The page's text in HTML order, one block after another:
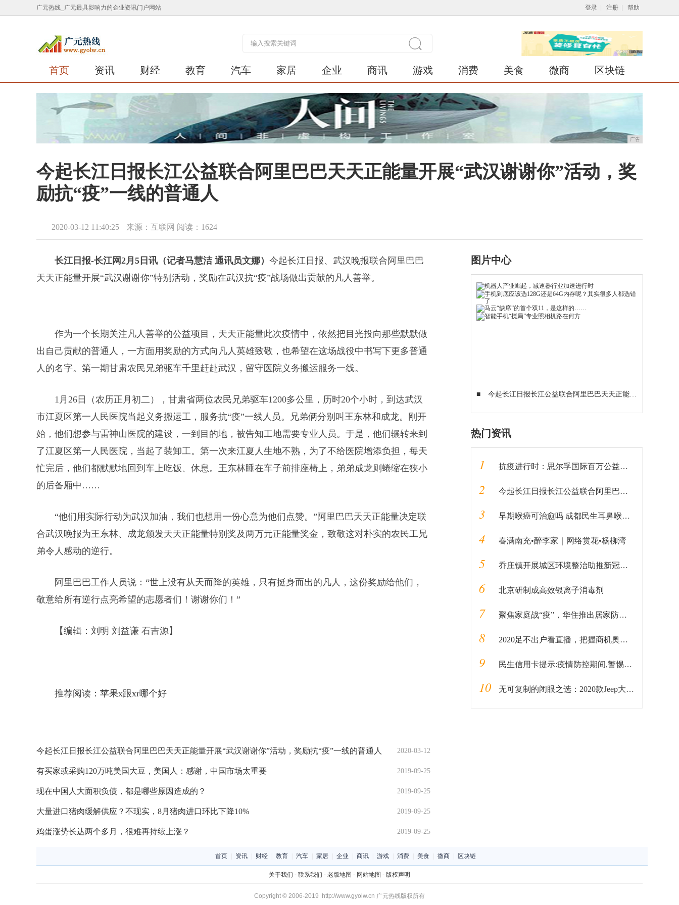
广元热线_广元最具影响力的企业资讯门户网站 登录 注册 帮助
首页 资讯 财经 教育 汽车 家居 企业 商讯 游戏 消费 美食 微商 区块链
广告
今起长江日报长江公益联合阿里巴巴天天正能量开展“武汉谢谢你”活动，奖
励抗“疫”一线的普通人
2020-03-12 11:40:25 来源：互联网 阅读：1624
长江日报-长江网2月5日讯（记者马慧洁 通讯员文娜） 今起长江日报、武汉晚报联合阿里巴巴
天天正能量开展“武汉谢谢你”特别活动，奖励在武汉抗“疫”战场做出贡献的凡人善举。
作为一个长期关注凡人善举的公益项目，天天正能量此次疫情中，依然把目光投向那些默默做
出自己贡献的普通人，一方面用奖励的方式向凡人英雄致敬，也希望在这场战役中书写下更多普通
人的名字。第一期甘肃农民兄弟驱车千里赶赴武汉，留守医院义务搬运服务一线。
1月26日（农历正月初二），甘肃省两位农民兄弟驱车1200多公里，历时20个小时，到达武汉
市江夏区第一人民医院当起义务搬运工，服务抗“疫”一线人员。兄弟俩分别叫王东林和成龙。刚开
始，他们想参与雷神山医院的建设，一到目的地，被告知工地需要专业人员。于是，他们辗转来到
了江夏区第一人民医院，当起了装卸工。第一次来江夏人生地不熟，为了不给医院增添负担，每天
忙完后，他们都默默地回到车上吃饭、休息。王东林睡在车子前排座椅上，弟弟成龙则蜷缩在狭小
的后备厢中……
“他们用实际行动为武汉加油，我们也想用一份心意为他们点赞。”阿里巴巴天天正能量决定联
合武汉晚报为王东林、成龙颁发天天正能量特别奖及两万元正能量奖金，致敬这对朴实的农民工兄
弟令人感动的逆行。
阿里巴巴工作人员说：“世上没有从天而降的英雄，只有挺身而出的凡人，这份奖励给他们，
敬意给所有逆行点亮希望的志愿者们！谢谢你们！”
【编辑：刘明 刘益谦 石吉源】
推荐阅读： 苹果x跟xr哪个好
2020-03-12
今起长江日报长江公益联合阿里巴巴天天正能量开展“武汉谢谢你”活动，奖励抗“疫”一线的普通人
2019-09-25
有买家或采购120万吨美国大豆，美国人：感谢，中国市场太重要
2019-09-25
现在中国人大面积负债，都是哪些原因造成的？
2019-09-25
大量进口猪肉缓解供应？不现实，8月猪肉进口环比下降10%
2019-09-25
鸡蛋涨势长达两个多月，很难再持续上涨？
图片中心
■ 今起长江日报长江公益联合阿里巴巴天天正能量开展“武汉谢谢你”活动，奖励抗“疫”一线的普通人
热门资讯
1 抗疫进行时：思尔孚国际百万公益计划获好评
2 今起长江日报长江公益联合阿里巴巴天天正能量开展“武汉谢谢你”活动，奖励抗“疫”一线的普通人
3 早期喉癌可治愈吗 成都民生耳鼻喉医院指出喉癌治愈希望大
4 春满南充•醉李家｜网络赏花•杨柳湾
5 乔庄镇开展城区环境整治助推新冠肺炎疫情防控
6 北京研制成高效银离子消毒剂
7 聚焦家庭战“疫”，华住推出居家防疫指南
8 2020足不出户看直播，把握商机奥田集成灶带你玩转好项目！
9 民生信用卡提示:疫情防控期间,警惕这些金融骗局
10 无可复制的闭眼之选：2020款Jeep大切诺基
首页 资讯 财经 教育 汽车 家居 企业 商讯 游戏 消费 美食 微商 区块链
关于我们 - 联系我们 - 老版地图 - 网站地图 - 版权声明
Copyright © 2006-2019 http://www.gyolw.cn 广元热线版权所有